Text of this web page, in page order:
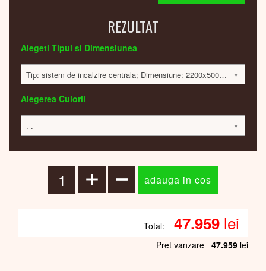
REZULTAT
Alegeti Tipul si Dimensiunea
Tip: sistem de incalzire centrala; Dimensiune: 2200x500x30mm; 982 Watt; 47803 lei
Alegerea Culorii
.-.
Total: 47.959 lei
Pret vanzare 47.959 lei